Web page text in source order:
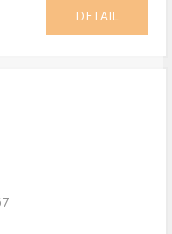
DETAIL